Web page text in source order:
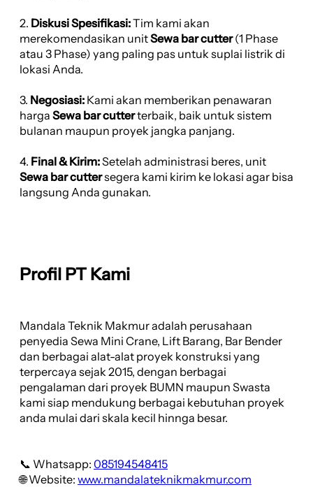
2. Diskusi Spesifikasi:Tim kami akan
merekomendasikan unitSewa bar cutter(1 Phase
atau 3 Phase) yang paling pas untuk suplai listrik di
lokasi Anda.
3. Negosiasi: Kami akan memberikan penawaran
harga Sewa bar cutterterbaik, baik untuk sistem
bulanan maupun proyek jangka panjang.
4. Final & Kirim:Setelah administrasi beres, unit
Sewa bar cuttersegera kami kirim ke lokasi agar bisa
langsung Anda gunakan.
Profil PT Kami
Mandala Teknik Makmur adalah perusahaan
penyedia Sewa Mini Crane, Lift Barang, Bar Bender
dan berbagai alat-alat proyek konstruksi yang
terpercaya sejak 2015, dengan berbagai
pengalaman dari proyek BUMN maupun Swasta
kami siap mendukung berbagai kebutuhan proyek
anda mulai dari skala kecil hinnga besar.
📞 Whatsapp: 085194548415
🌐 Website: www.mandalateknikmakmur.com